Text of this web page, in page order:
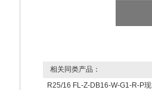
相关同类产品：
R25/16 FL-Z-DB16-W-G1-R-P